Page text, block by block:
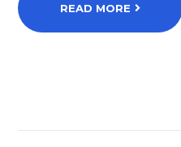
READ MORE